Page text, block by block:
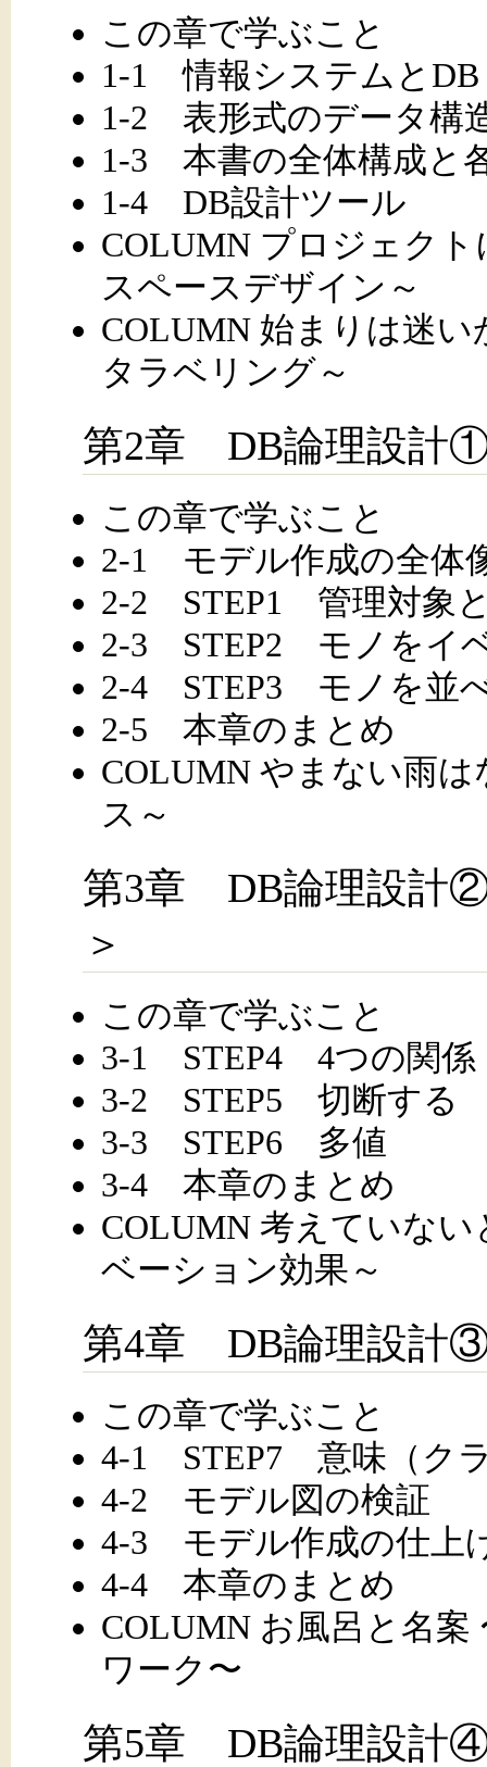
この章で学ぶこと
1-1 情報システムとDB
1-2 表形式のデータ構
1-3 本書の全体構成と
1-4 DB設計ツール
COLUMN プロジェク
スペースデザイン～
COLUMN 始まりは迷
タラベリング～
第2章 DB論理設計
この章で学ぶこと
2-1 モデル作成の全体
2-2 STEP1 管理対象
2-3 STEP2 モノをイ
2-4 STEP3 モノを並
2-5 本章のまとめ
COLUMN やまない雨
ス～
第3章 DB論理設計②
＞
この章で学ぶこと
3-1 STEP4 4つの関係
3-2 STEP5 切断する
3-3 STEP6 多値
3-4 本章のまとめ
COLUMN 考えていな
ベーション効果～
第4章 DB論理設計③
この章で学ぶこと
4-1 STEP7 意味（ク
4-2 モデル図の検証
4-3 モデル作成の仕上
4-4 本章のまとめ
COLUMN お風呂と名
ワーク〜
第5章 DB論理設計